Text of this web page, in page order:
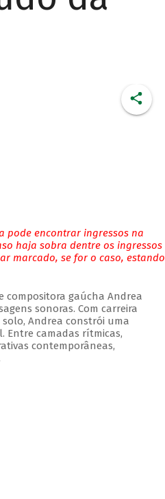
pode encontrar ingressos na
haja sobra dentre os ingressos
marcado, se for o caso, estando
compositora gaúcha Andrea
sonoras. Com carreira
Andrea constrói uma
Entre camadas rítmicas,
contemporâneas,